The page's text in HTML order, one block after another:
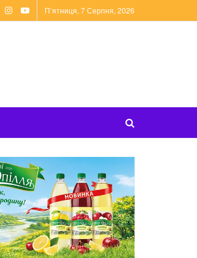
П’ятниця, 7 Серпня, 2026